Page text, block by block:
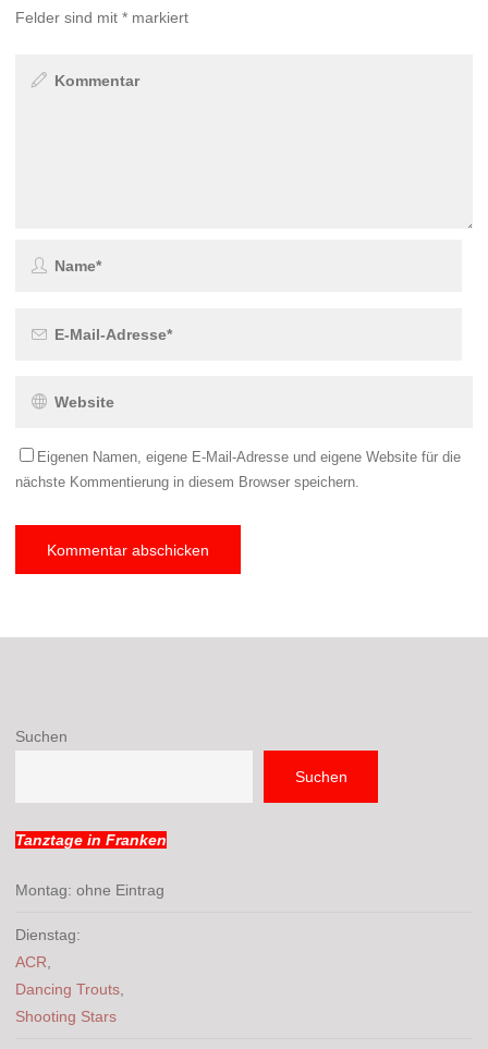
Felder sind mit* markiert
Eigenen Namen, eigene E-Mail-Adresse und eigene Website für die
nächste Kommentierung in diesem Browser speichern.
Suchen
Suchen
Tanztage in Franken
Montag: ohne Eintrag
Dienstag:
ACR
Dancing Trouts
Shooting Stars